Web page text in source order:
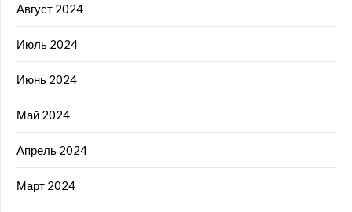
Август 2024
Июль 2024
Июнь 2024
Май 2024
Апрель 2024
Март 2024